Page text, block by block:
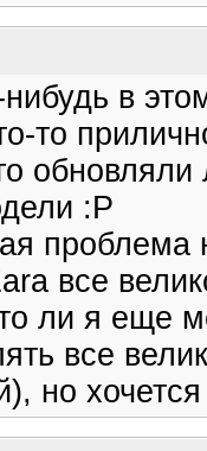
в
то
:P
проблема
все
ли я еще
все
но